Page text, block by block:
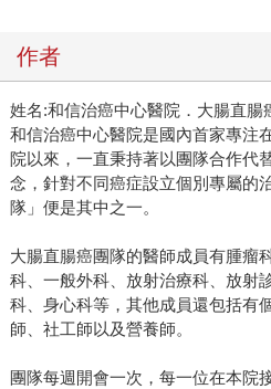
作者
姓名:和信治癌中心醫院．大腸直腸
和信治癌中心醫院是國內首家專注
院以來，一直秉持著以團隊合作代
念，針對不同癌症設立個別專屬的
隊」便是其中之一。
大腸直腸癌團隊的醫師成員有腫瘤
科、一般外科、放射治療科、放射
科、身心科等，其他成員還包括有
師、社工師以及營養師。
團隊每週開會一次，每一位在本院